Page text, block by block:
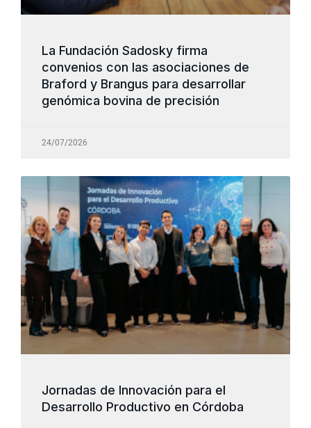
La Fundación Sadosky firma
convenios con las asociaciones de
Braford y Brangus para desarrollar
genómica bovina de precisión
24/07/2026
Jornadas de Innovación para el
Desarrollo Productivo en Córdoba